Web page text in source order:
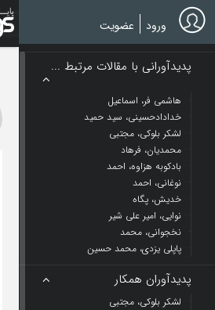
Skip
to
main
ورود عضویت
پدیدآورانی با مقالات مرتبط ...
هاشمی فر، اسماعیل
خدادادحسینی، سید حمید
لشکر بلوکی، مجتبی
محمدیان، فرهاد
بادکوبه هزاوه، احمد
نوغانی، احمد
خدیش، پگاه
نوایی، امیر علی شیر
نخجوانی، محمد
پاپلی یزدی، محمد حسین
پدیدآوران همکار
لشکر بلوکی، مجتبی